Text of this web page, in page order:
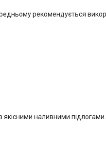
рекомендується
наливними підлогами.